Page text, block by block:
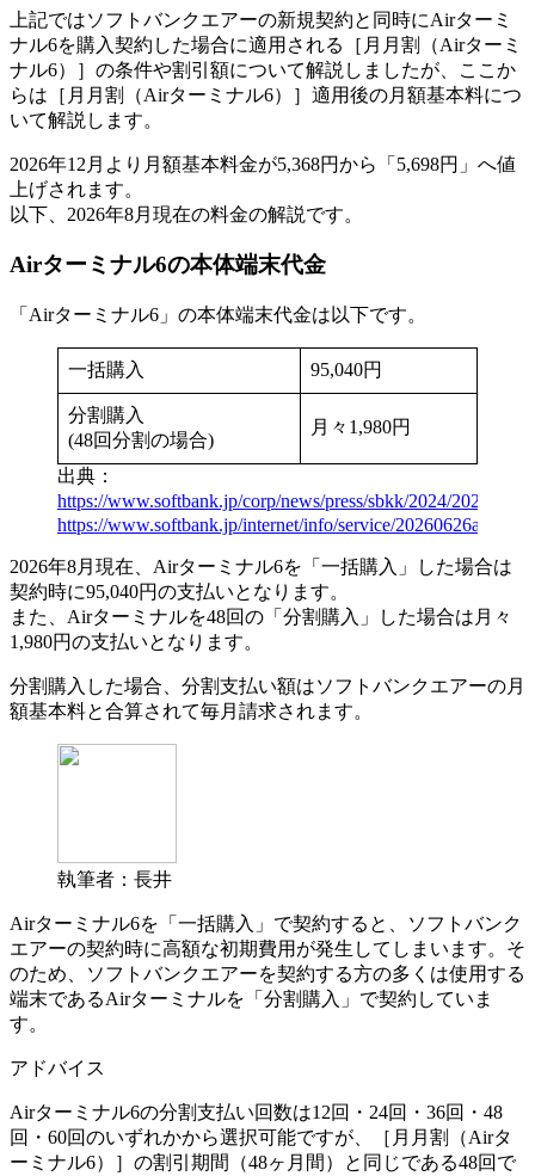
上記ではソフトバンクエアーの新規契約と同時にAirターミ
ナル6を購入契約した場合に適用される［月月割（Airターミ
ナル6）］の条件や割引額について解説しましたが、ここか
らは［月月割（Airターミナル6）］適用後の月額基本料につ
いて解説します。
2026年12月より月額基本料金が5,368円から「5,698円」へ値
上げされます。
以下、2026年8月現在の料金の解説です。
Airターミナル6の本体端末代金
「Airターミナル6」の本体端末代金は以下です。
一括購入 95,040円
分割購入
(48回分割の場合)
月々1,980円
出典：
https://www.softbank.jp/corp/news/press/sbkk/2024/
https://www.softbank.jp/internet/info/service/20260626a/
2026年8月現在、Airターミナル6を「一括購入」した場合は
契約時に95,040円の支払いとなります。
また、Airターミナルを48回の「分割購入」した場合は月々
1,980円の支払いとなります。
分割購入した場合、分割支払い額はソフトバンクエアーの月
額基本料と合算されて毎月請求されます。
執筆者：長井
Airターミナル6を「一括購入」で契約すると、ソフトバンク
エアーの契約時に高額な初期費用が発生してしまいます。そ
のため、ソフトバンクエアーを契約する方の多くは使用する
端末であるAirターミナルを「分割購入」で契約していま
す。
アドバイス
Airターミナル6の分割支払い回数は12回・24回・36回・48
回・60回のいずれかから選択可能ですが、
［月月割（Airタ
ーミナル6）］の割引期間（48ヶ月間）と同じである48回で